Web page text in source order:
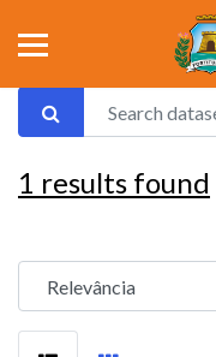
1 results found